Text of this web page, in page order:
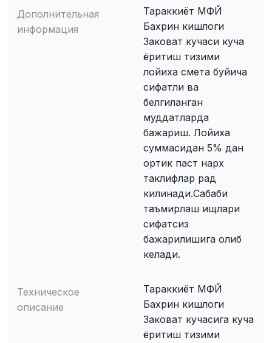
Дополнительная
информация
Тараккиёт МФЙ
Бахрин кишлоги
Заковат кучаси куча
ёритиш тизими
лойиха смета буйича
сифатли ва
белгиланган
муддатларда
бажариш. Лойиха
суммасидан 5% дан
ортик паст нарх
таклифлар рад
килинади.Сабаби
таъмирлаш ищлари
сифатсиз
бажарилишига олиб
келади.
Техническое
описание
Тараккиёт МФЙ
Бахрин кишлоги
Заковат кучасига куча
ёритиш тизими